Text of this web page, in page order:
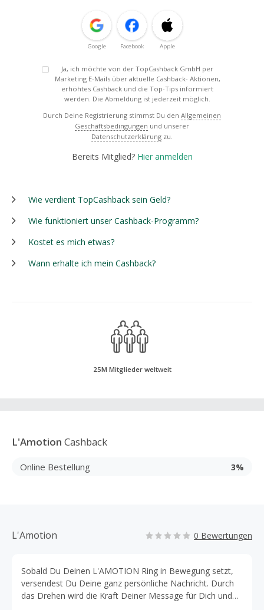
Google Facebook Apple
Ja, ich möchte von der TopCashback GmbH per
Marketing E-Mails über aktuelle Cashback- Aktionen,
erhöhtes Cashback und die Top-Tips informiert
werden. Die Abmeldung ist jederzeit möglich.
Durch Deine Registrierung stimmst Du den Allgemeinen
Geschäftsbedingungen und unserer
Datenschutzerklärung zu.
Bereits Mitglied? Hier anmelden
Wie verdient TopCashback sein Geld?
Wie funktioniert unser Cashback-Programm?
Kostet es mich etwas?
Wann erhalte ich mein Cashback?
25M Mitglieder weltweit
L'Amotion Cashback
Online Bestellung 3%
L'Amotion 0 Bewertungen
Sobald Du Deinen L'AMOTION Ring in Bewegung setzt,
versendest Du Deine ganz persönliche Nachricht. Durch
das Drehen wird die Kraft Deiner Message für Dich und